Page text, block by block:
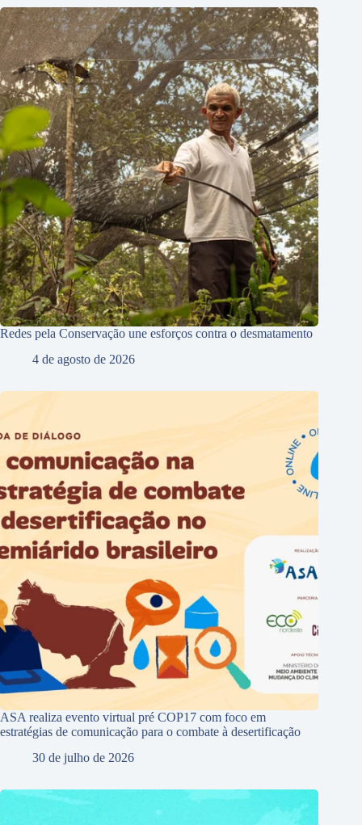
Redes pela Conservação une esforços contra o desmatamento
4 de agosto de 2026
ASA realiza evento virtual pré COP17 com foco em
estratégias de comunicação para o combate à desertificação
30 de julho de 2026